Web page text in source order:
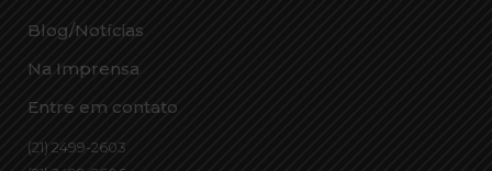
Blog/Notícias
Na Imprensa
Entre em contato
(21) 2499-2603